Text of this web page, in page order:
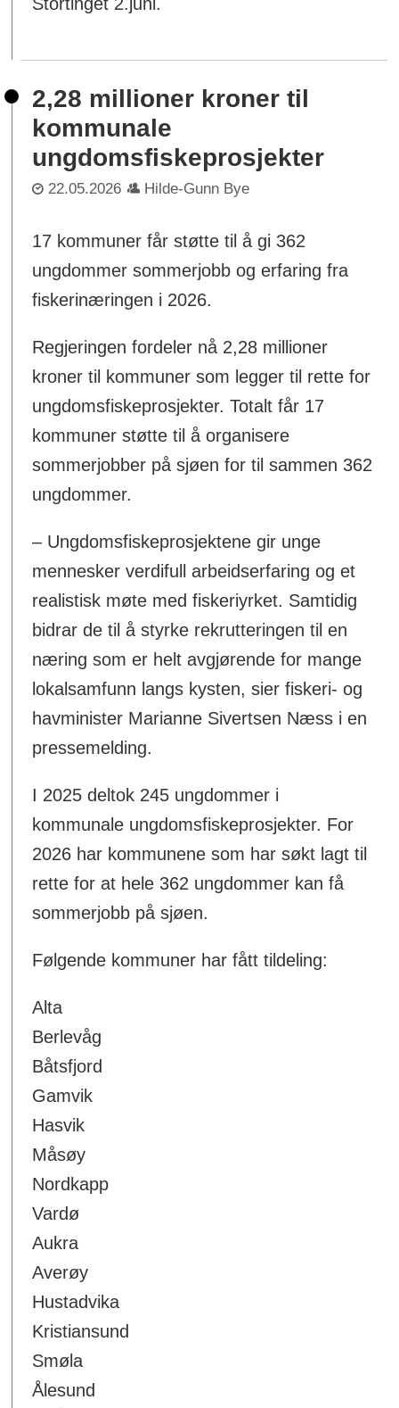
2,28 millioner kroner til
kommunale
ungdomsfiskeprosjekter
22.05.2026 Hilde-Gunn Bye
17 kommuner får støtte til å gi 362
ungdommer sommerjobb og erfaring fra
fiskerinæringen i 2026.
Regjeringen fordeler nå 2,28 millioner
kroner til kommuner som legger til rette for
ungdomsfiskeprosjekter. Totalt får 17
kommuner støtte til å organisere
sommerjobber på sjøen for til sammen 362
ungdommer.
– Ungdomsfiskeprosjektene gir unge
mennesker verdifull arbeidserfaring og et
realistisk møte med fiskeriyrket. Samtidig
bidrar de til å styrke rekrutteringen til en
næring som er helt avgjørende for mange
lokalsamfunn langs kysten, sier fiskeri- og
havminister Marianne Sivertsen Næss i en
pressemelding.
I 2025 deltok 245 ungdommer i
kommunale ungdomsfiskeprosjekter. For
2026 har kommunene som har søkt lagt til
rette for at hele 362 ungdommer kan få
sommerjobb på sjøen.
Følgende kommuner har fått tildeling:
Alta
Berlevåg
Båtsfjord
Gamvik
Hasvik
Måsøy
Nordkapp
Vardø
Aukra
Averøy
Hustadvika
Kristiansund
Smøla
Ålesund